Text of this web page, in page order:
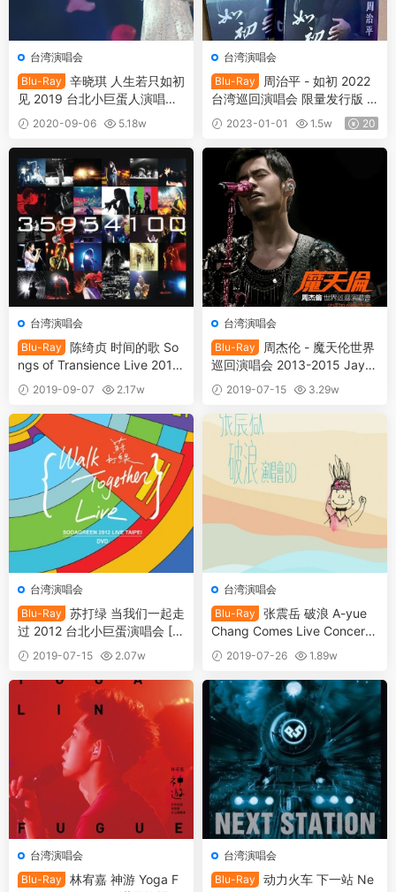
台湾演唱会
Blu-Ray
辛晓琪 人生若只如初
见 2019 台北小巨蛋人演唱会
Winnie Hsin For The First Tim
e Live Concert 2019《BDMV
43.89M》
2020-09-06
5.18w
台湾演唱会
Blu-Ray
周治平 - 如初 2022
台湾巡回演唱会 限量发行版 S
teve Chou Just Like the First
Time Concert Tour 2022《B
DISO 21.3GB》
2023-01-01 1.5w 20
台湾演唱会
Blu-Ray
陈绮贞 时间的歌 So
ngs of Transience Live 2014
巡回演唱会影音记录 [BDISO
42.62G]
2019-09-07
2.17w
台湾演唱会
Blu-Ray
周杰伦 - 魔天伦世界
巡回演唱会 2013-2015 Jay C
hou Opus Jay World Tour 20
15 [BDISO 38.2GB]
2019-07-15
3.29w
台湾演唱会
Blu-Ray
苏打绿 当我们一起走
过 2012 台北小巨蛋演唱会 [B
DISO 34.57GB]
2019-07-15
2.07w
台湾演唱会
Blu-Ray
张震岳 破浪 A-yue
Chang Comes Live Concert
2014 台北演唱会 爱我别走 [B
DISO 42.17GB]
2019-07-26
1.89w
台湾演唱会
Blu-Ray
林宥嘉 神游 Yoga F
台湾演唱会
Blu-Ray
动力火车 下一站 Ne